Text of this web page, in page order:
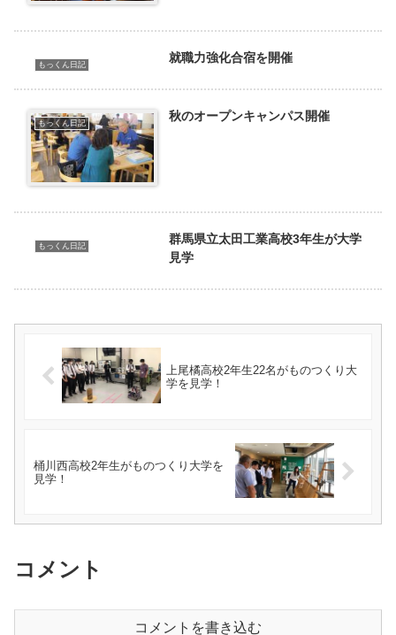
もっくん日記 就職力強化合宿を開催
もっくん日記 秋のオープンキャンパス開催
もっくん日記
群馬県立太田工業高校3年生が大学
見学
上尾橘高校2年生22名がものつくり大
学を見学！
桶川西高校2年生がものつくり大学を
見学！
コメント
コメントを書き込む